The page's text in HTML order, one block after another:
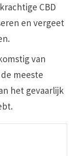
CBD
en vergeet
van
meeste
het gevaarlijk